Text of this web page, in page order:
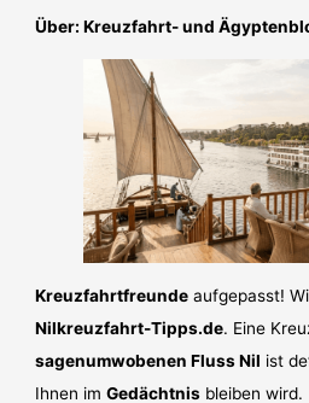
Über: Kreuzfahrt- und
Kreuzfahrtfreunde aufgepasst!
Nilkreuzfahrt-Tipps.de. Eine
sagenumwobenen Fluss Nil ist
Ihnen imGedächtnis bleiben wird.